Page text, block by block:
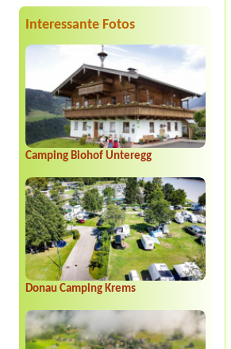
Interessante Fotos
Camping Biohof Unteregg
Donau Camping Krems